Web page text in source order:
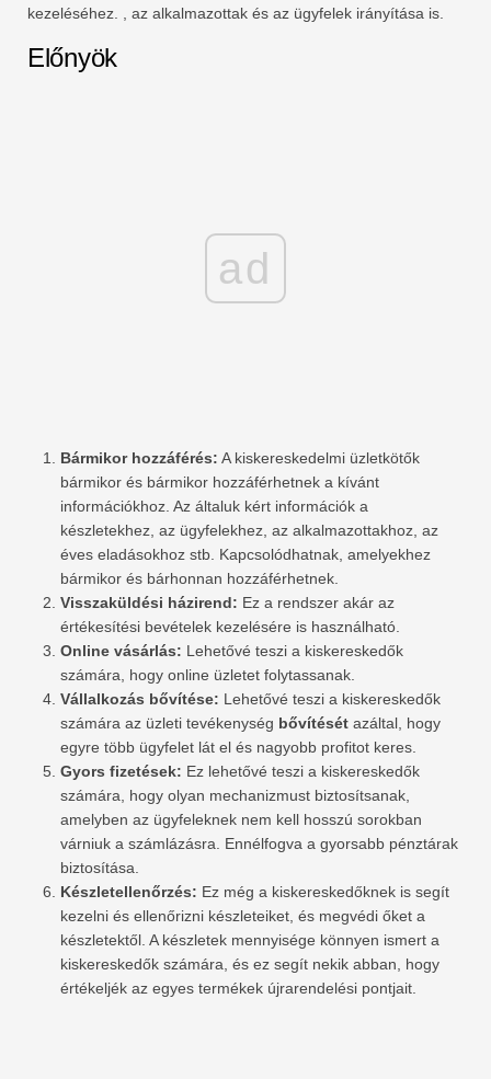
kezeléséhez. , az alkalmazottak és az ügyfelek irányítása is.
Előnyök
ad
Bármikor hozzáférés: A kiskereskedelmi üzletkötők
bármikor és bármikor hozzáférhetnek a kívánt
információkhoz. Az általuk kért információk a
készletekhez, az ügyfelekhez, az alkalmazottakhoz, az
éves eladásokhoz stb. Kapcsolódhatnak, amelyekhez
bármikor és bárhonnan hozzáférhetnek.
Visszaküldési házirend: Ez a rendszer akár az
értékesítési bevételek kezelésére is használható.
Online vásárlás: Lehetővé teszi a kiskereskedők
számára, hogy online üzletet folytassanak.
Vállalkozás bővítése: Lehetővé teszi a kiskereskedők
számára az üzleti tevékenység bővítését azáltal, hogy
egyre több ügyfelet lát el és nagyobb profitot keres.
Gyors fizetések: Ez lehetővé teszi a kiskereskedők
számára, hogy olyan mechanizmust biztosítsanak,
amelyben az ügyfeleknek nem kell hosszú sorokban
várniuk a számlázásra. Ennélfogva a gyorsabb pénztárak
biztosítása.
Készletellenőrzés: Ez még a kiskereskedőknek is segít
kezelni és ellenőrizni készleteiket, és megvédi őket a
készletektől. A készletek mennyisége könnyen ismert a
kiskereskedők számára, és ez segít nekik abban, hogy
értékeljék az egyes termékek újrarendelési pontjait.